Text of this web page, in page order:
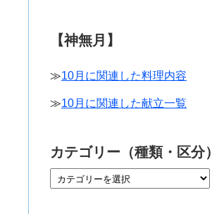
【神無月】
≫10月に関連した料理内容
≫10月に関連した献立一覧
カテゴリー（種類・区分）